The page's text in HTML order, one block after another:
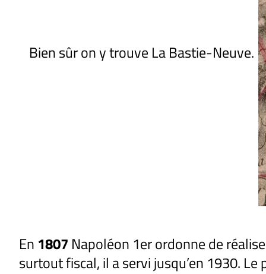
Bien sûr on y trouve La Bastie-Neuve.
En 1807 Napoléon 1er ordonne de
surtout fiscal, il a servi jusqu’en 1930.